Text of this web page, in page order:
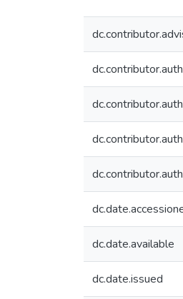
dc.date.available
dc.date.issued